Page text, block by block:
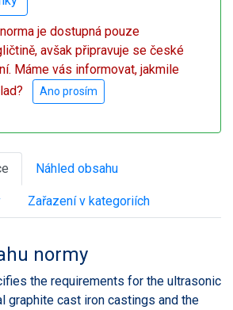
je dostupná pouze
avšak připravuje se české
Máme vás informovat, jakmile
Ano prosím
Náhled obsahu
Zařazení v kategoriích
normy
the requirements for the ultrasonic
graphite cast iron castings and the